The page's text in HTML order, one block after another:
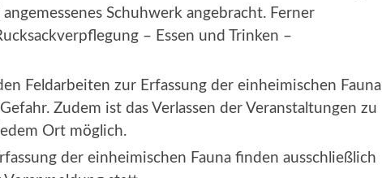
Schuhwerk angebracht. Ferner
– Essen und Trinken –
Feldarbeiten zur Erfassung der einheimischen Fauna
Zudem ist das Verlassen der Veranstaltungen zu
Ort möglich.
der einheimischen Fauna finden ausschließlich